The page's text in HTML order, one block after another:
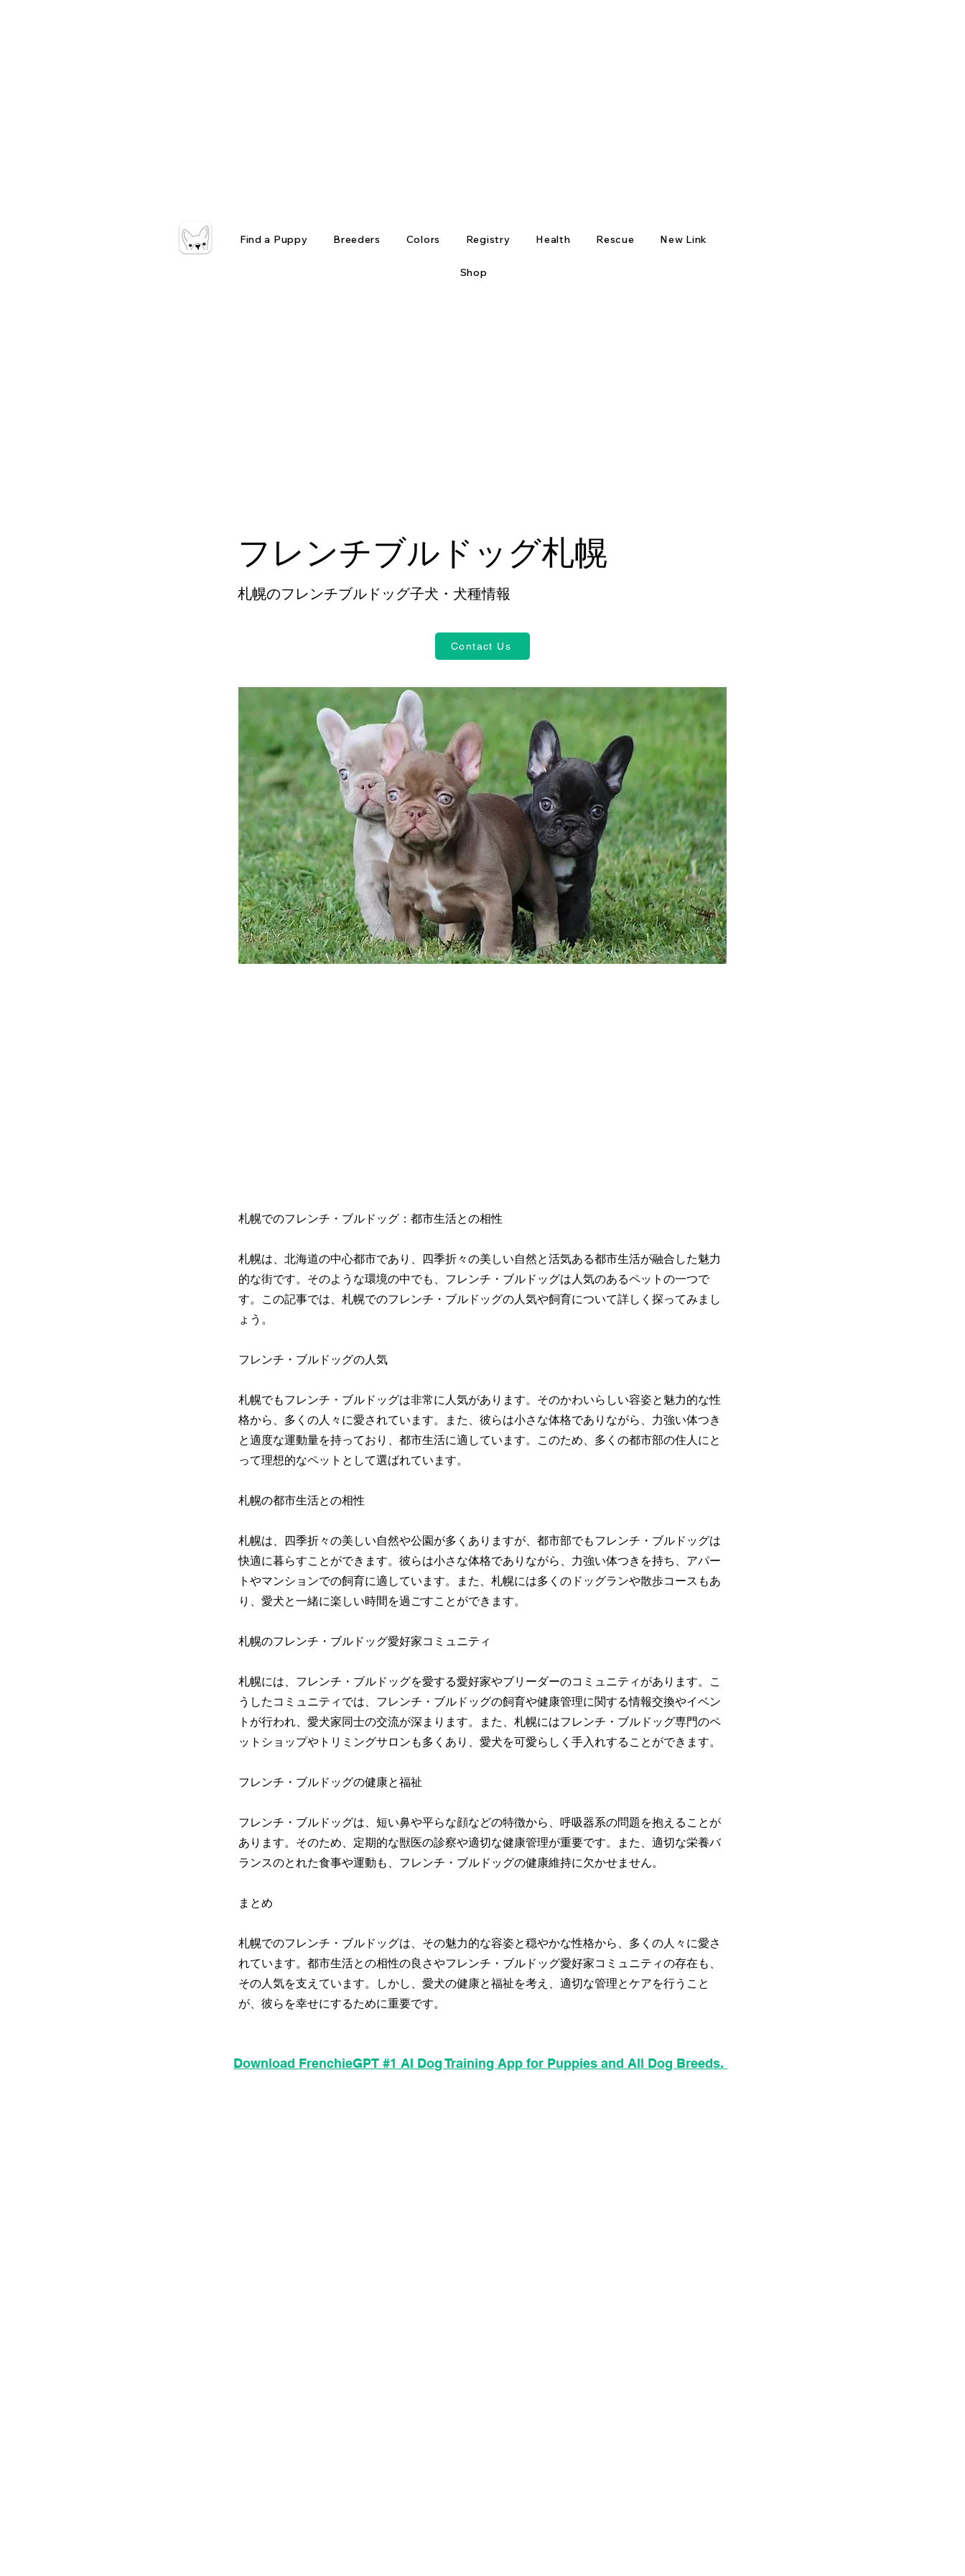
Find a Puppy Breeders Colors Registry Health Rescue New Link
Shop
フレンチブルドッグ札幌
札幌のフレンチブルドッグ子犬・犬種情報
Contact Us
札幌でのフレンチ・ブルドッグ：都市生活との相性
札幌は、北海道の中心都市であり、四季折々の美しい自然と活気ある都市生活が融合した魅力
的な街です。そのような環境の中でも、フレンチ・ブルドッグは人気のあるペットの一つで
す。この記事では、札幌でのフレンチ・ブルドッグの人気や飼育について詳しく探ってみまし
ょう。
フレンチ・ブルドッグの人気
札幌でもフレンチ・ブルドッグは非常に人気があります。そのかわいらしい容姿と魅力的な性
格から、多くの人々に愛されています。また、彼らは小さな体格でありながら、力強い体つき
と適度な運動量を持っており、都市生活に適しています。このため、多くの都市部の住人にと
って理想的なペットとして選ばれています。
札幌の都市生活との相性
札幌は、四季折々の美しい自然や公園が多くありますが、都市部でもフレンチ・ブルドッグは
快適に暮らすことができます。彼らは小さな体格でありながら、力強い体つきを持ち、アパー
トやマンションでの飼育に適しています。また、札幌には多くのドッグランや散歩コースもあ
り、愛犬と一緒に楽しい時間を過ごすことができます。
札幌のフレンチ・ブルドッグ愛好家コミュニティ
札幌には、フレンチ・ブルドッグを愛する愛好家やブリーダーのコミュニティがあります。こ
うしたコミュニティでは、フレンチ・ブルドッグの飼育や健康管理に関する情報交換やイベン
トが行われ、愛犬家同士の交流が深まります。また、札幌にはフレンチ・ブルドッグ専門のペ
ットショップやトリミングサロンも多くあり、愛犬を可愛らしく手入れすることができます。
フレンチ・ブルドッグの健康と福祉
フレンチ・ブルドッグは、短い鼻や平らな顔などの特徴から、呼吸器系の問題を抱えることが
あります。そのため、定期的な獣医の診察や適切な健康管理が重要です。また、適切な栄養バ
ランスのとれた食事や運動も、フレンチ・ブルドッグの健康維持に欠かせません。
まとめ
札幌でのフレンチ・ブルドッグは、その魅力的な容姿と穏やかな性格から、多くの人々に愛さ
れています。都市生活との相性の良さやフレンチ・ブルドッグ愛好家コミュニティの存在も、
その人気を支えています。しかし、愛犬の健康と福祉を考え、適切な管理とケアを行うこと
が、彼らを幸せにするために重要です。
Download FrenchieGPT #1 AI Dog Training App for Puppies and All Dog Breeds.